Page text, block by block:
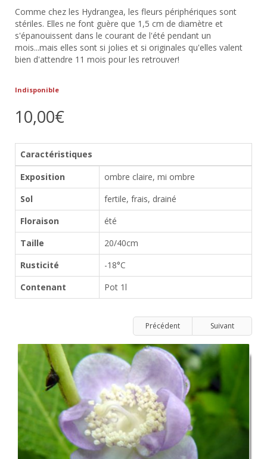
Comme chez les Hydrangea, les fleurs périphériques sont
stériles. Elles ne font guère que 1,5 cm de diamètre et
s'épanouissent dans le courant de l'été pendant un
mois...mais elles sont si jolies et si originales qu'elles valent
bien d'attendre 11 mois pour les retrouver!
Indisponible
10,00€
Caractéristiques
Exposition
ombre claire, mi ombre
Sol
fertile, frais, drainé
Floraison
été
Taille
20/40cm
Rusticité
-18°C
Contenant
Pot 1l
Précédent Suivant